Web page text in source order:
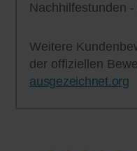
Nachhilfestunden
Weitere
der offiziellen
ausgezeichnet.org